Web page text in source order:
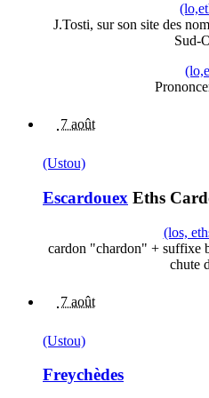
J.Tosti, sur son site des
Sud-
7 août
(Ustou)
Escardouex Eths
(los,
cardon "chardon" + suffixe
chute
7 août
(Ustou)
Freychèdes